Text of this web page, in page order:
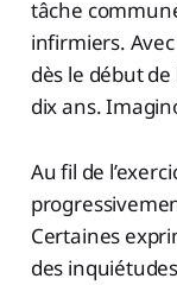
tâche
infirmiers. Avec
dès le début de
dix ans.
Au fil de
Certaines
des